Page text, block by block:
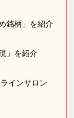
銘柄」を紹介
」を紹介
インサロン